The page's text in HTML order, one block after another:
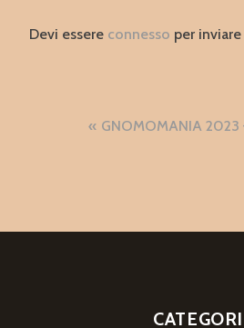
Devi essere connesso per
Navigazione
GNOMOMANIA 2023